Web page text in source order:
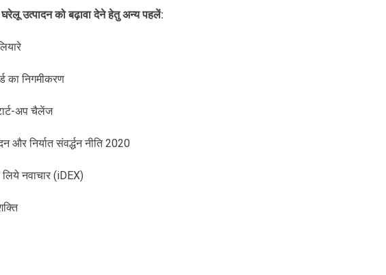
घरेलू उत्पादन को बढ़ावा देने हेतु अन्य पहलें:
का निगमीकरण
अप चैलेंज
और निर्यात संवर्द्धन नीति 2020
लिये नवाचार (iDEX)